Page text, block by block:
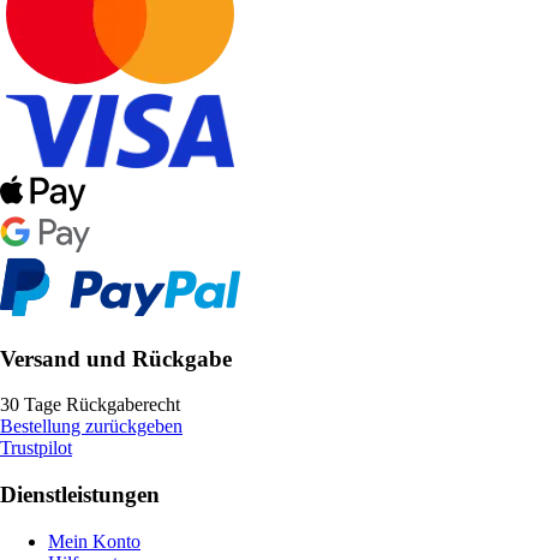
Versand und Rückgabe
30 Tage Rückgaberecht
Bestellung zurückgeben
Trustpilot
Dienstleistungen
Mein Konto